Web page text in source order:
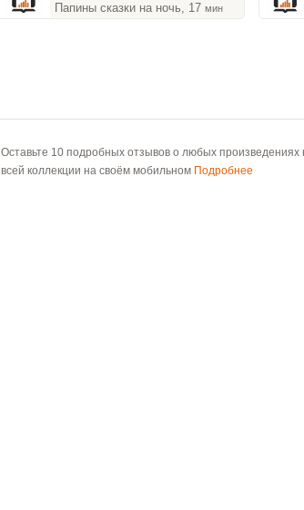
Папины сказки на ночь, 17 мин
Оставьте 10 подробных отзывов о любых произведениях
всей коллекции на своём мобильном Подробнее